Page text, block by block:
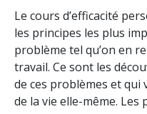
Le cours d’efficacité
les principes les plus
problème tel qu’on en
travail. Ce sont les
de ces problèmes et
de la vie elle-même. Les